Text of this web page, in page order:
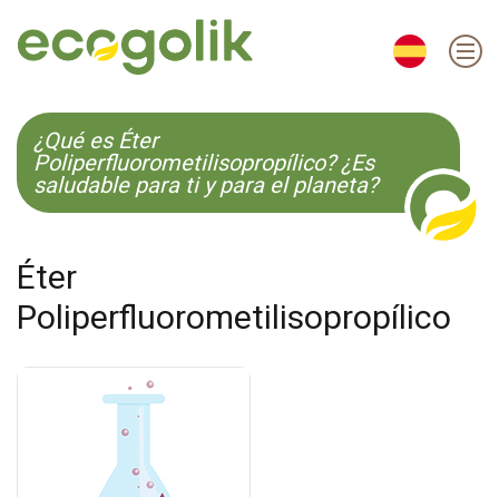
KO
¿Qué es Éter
Poliperfluorometilisopropílico? ¿Es
saludable para ti y para el planeta?
Éter
Poliperfluorometilisopropílico